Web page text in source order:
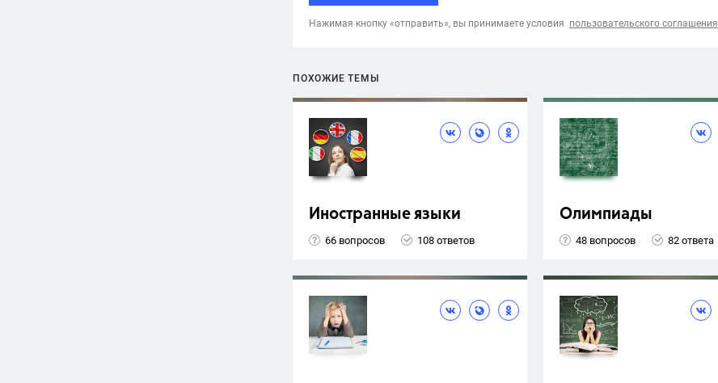
Нажимая кнопку «отправить», вы принимаете условия пользовательского соглашения
ПОХОЖИЕ ТЕМЫ
Иностранные языки
66 вопросов 108 ответов
Олимпиады
48 вопросов 82 ответа